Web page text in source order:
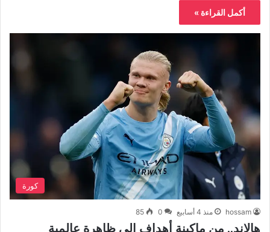
أكمل القراءة »
كورة
hossam منذ 4 أسابيع 0
85
هالاند.. من ماكينة أهداف إلى ظاهرة عالمية